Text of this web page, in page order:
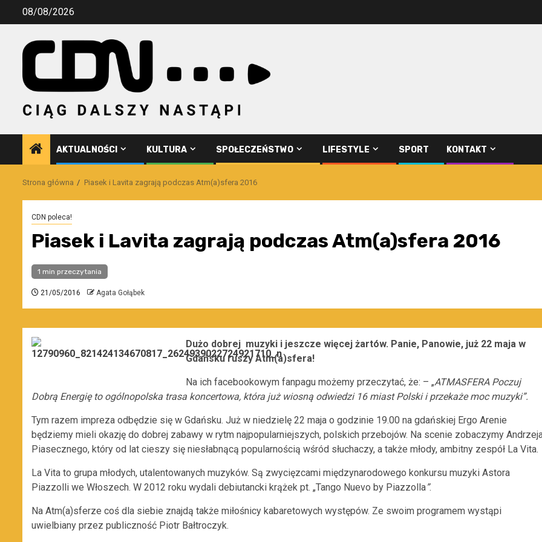
Przejdź08/08/2026
AKTUALNOŚCI KULTURA SPOŁECZEŃSTWO LIFESTYLE SPORT KONTAKT
Strona główna Piasek i Lavita zagrają podczas Atm(a)sfera 2016
CDN poleca!
Piasek i Lavita zagrają podczas Atm(a)sfera 2016
1 min przeczytania
21/05/2016 Agata Gołąbek
Dużo dobrej muzyki i jeszcze więcej żartów. Panie, Panowie, już 22 maja w
Gdańsku ruszy Atm(a)sfera!
Na ich facebookowym fanpagu możemy przeczytać, że: – „ATMASFERA Poczuj
Dobrą Energię to ogólnopolska trasa koncertowa, która już wiosną odwiedzi 16 miast Polski i przekaże moc muzyki”.
Tym razem impreza odbędzie się w Gdańsku. Już w niedzielę 22 maja o godzinie 19.00 na gdańskiej Ergo Arenie
będziemy mieli okazję do dobrej zabawy w rytm najpopularniejszych, polskich przebojów. Na scenie zobaczymy
Piasecznego, który od lat cieszy się niesłabnącą popularnością wśród słuchaczy, a także młody, ambitny zespół La Vita.
La Vita to grupa młodych, utalentowanych muzyków. Są zwycięzcami międzynarodowego konkursu muzyki Astora
Piazzolli we Włoszech. W 2012 roku wydali debiutancki krążek pt. „Tango Nuevo by Piazzolla”.
Na Atm(a)sferze coś dla siebie znajdą także miłośnicy kabaretowych występów. Ze swoim programem wystąpi
uwielbiany przez publiczność Piotr Bałtroczyk.